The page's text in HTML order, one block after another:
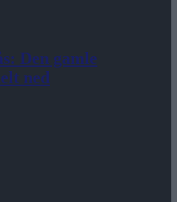
Den gamle
ned